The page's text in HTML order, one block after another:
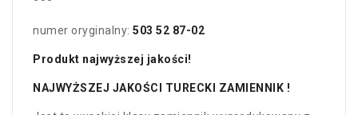
numer oryginalny: 503 52 87-02
Produkt najwyższej jakości!
NAJWYŻSZEJ JAKOŚCI TURECKI ZAMIENNIK !